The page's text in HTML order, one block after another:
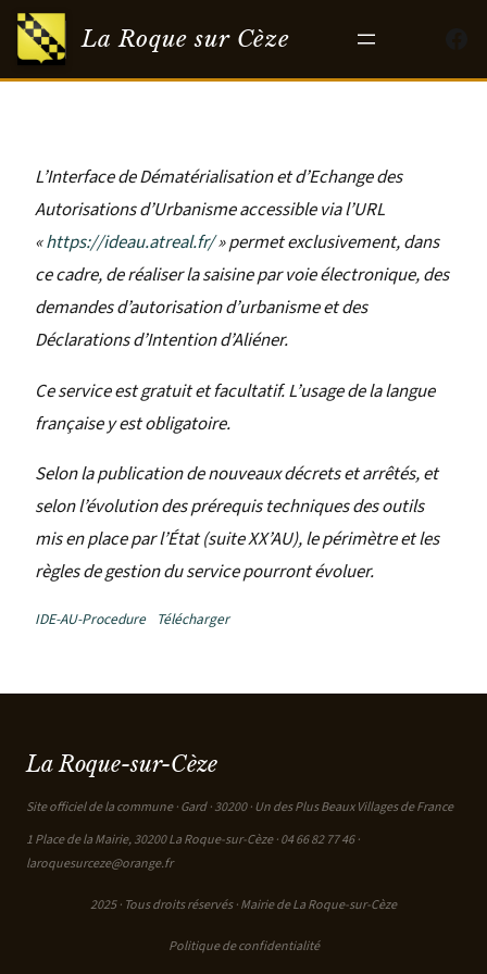
Aller
au
contenu
La Roque sur Cèze
L’Interface de Dématérialisation et d’Echange des
Autorisations d’Urbanisme accessible via l’URL
«https://ideau.atreal.fr/» permet exclusivement, dans
ce cadre, de réaliser la saisine par voie électronique, des
demandes d’autorisation d’urbanisme et des
Déclarations d’Intention d’Aliéner.
Ce service est gratuit et facultatif. L’usage de la langue
française y est obligatoire.
Selon la publication de nouveaux décrets et arrêtés, et
selon l’évolution des prérequis techniques des outils
mis en place par l’État (suite XX’AU), le périmètre et les
règles de gestion du service pourront évoluer.
IDE-AU-Procedure Télécharger
La Roque-sur-Cèze
Site officiel de la commune · Gard · 30200 · Un des Plus Beaux Villages de France
1 Place de la Mairie, 30200 La Roque-sur-Cèze ·04 66 82 77 46·
laroquesurceze@orange.fr
2025 · Tous droits réservés · Mairie de La Roque-sur-Cèze
Politique de confidentialité